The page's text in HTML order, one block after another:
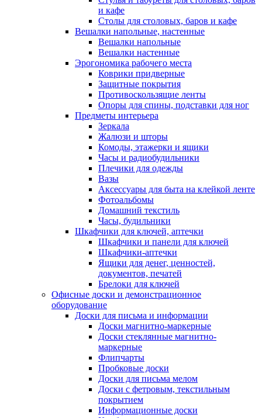
и кафе
Столы для столовых, баров и кафе
Вешалки напольные, настенные
Вешалки напольные
Вешалки настенные
Эрогономика рабочего места
Коврики придверные
Защитные покрытия
Противоскользящие ленты
Опоры для спины, подставки для ног
Предметы интерьера
Зеркала
Жалюзи и шторы
Комоды, этажерки и ящики
Часы и радиобудильники
Плечики для одежды
Вазы
Аксессуары для быта на клейкой ленте
Фотоальбомы
Домашний текстиль
Часы, будильники
Шкафчики для ключей, аптечки
Шкафчики и панели для ключей
Шкафчики-аптечки
Ящики для денег, ценностей,
документов, печатей
Брелоки для ключей
Офисные доски и демонстрационное
оборудование
Доски для письма и информации
Доски магнитно-маркерные
Доски стеклянные магнитно-
маркерные
Флипчарты
Пробковые доски
Доски для письма мелом
Доски с фетровым, текстильным
покрытием
Информационные доски